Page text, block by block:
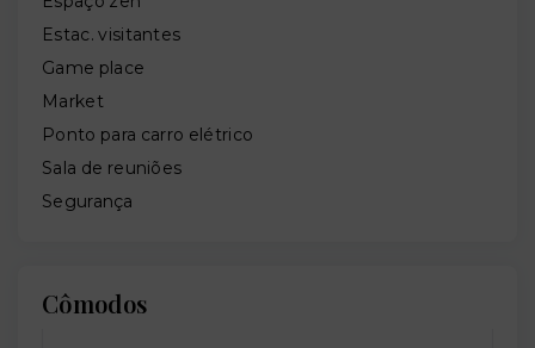
Estac. visitantes
Game place
Market
Ponto para carro elétrico
Sala de reuniões
Segurança
Cômodos